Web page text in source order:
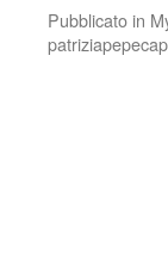
Pubblicato in